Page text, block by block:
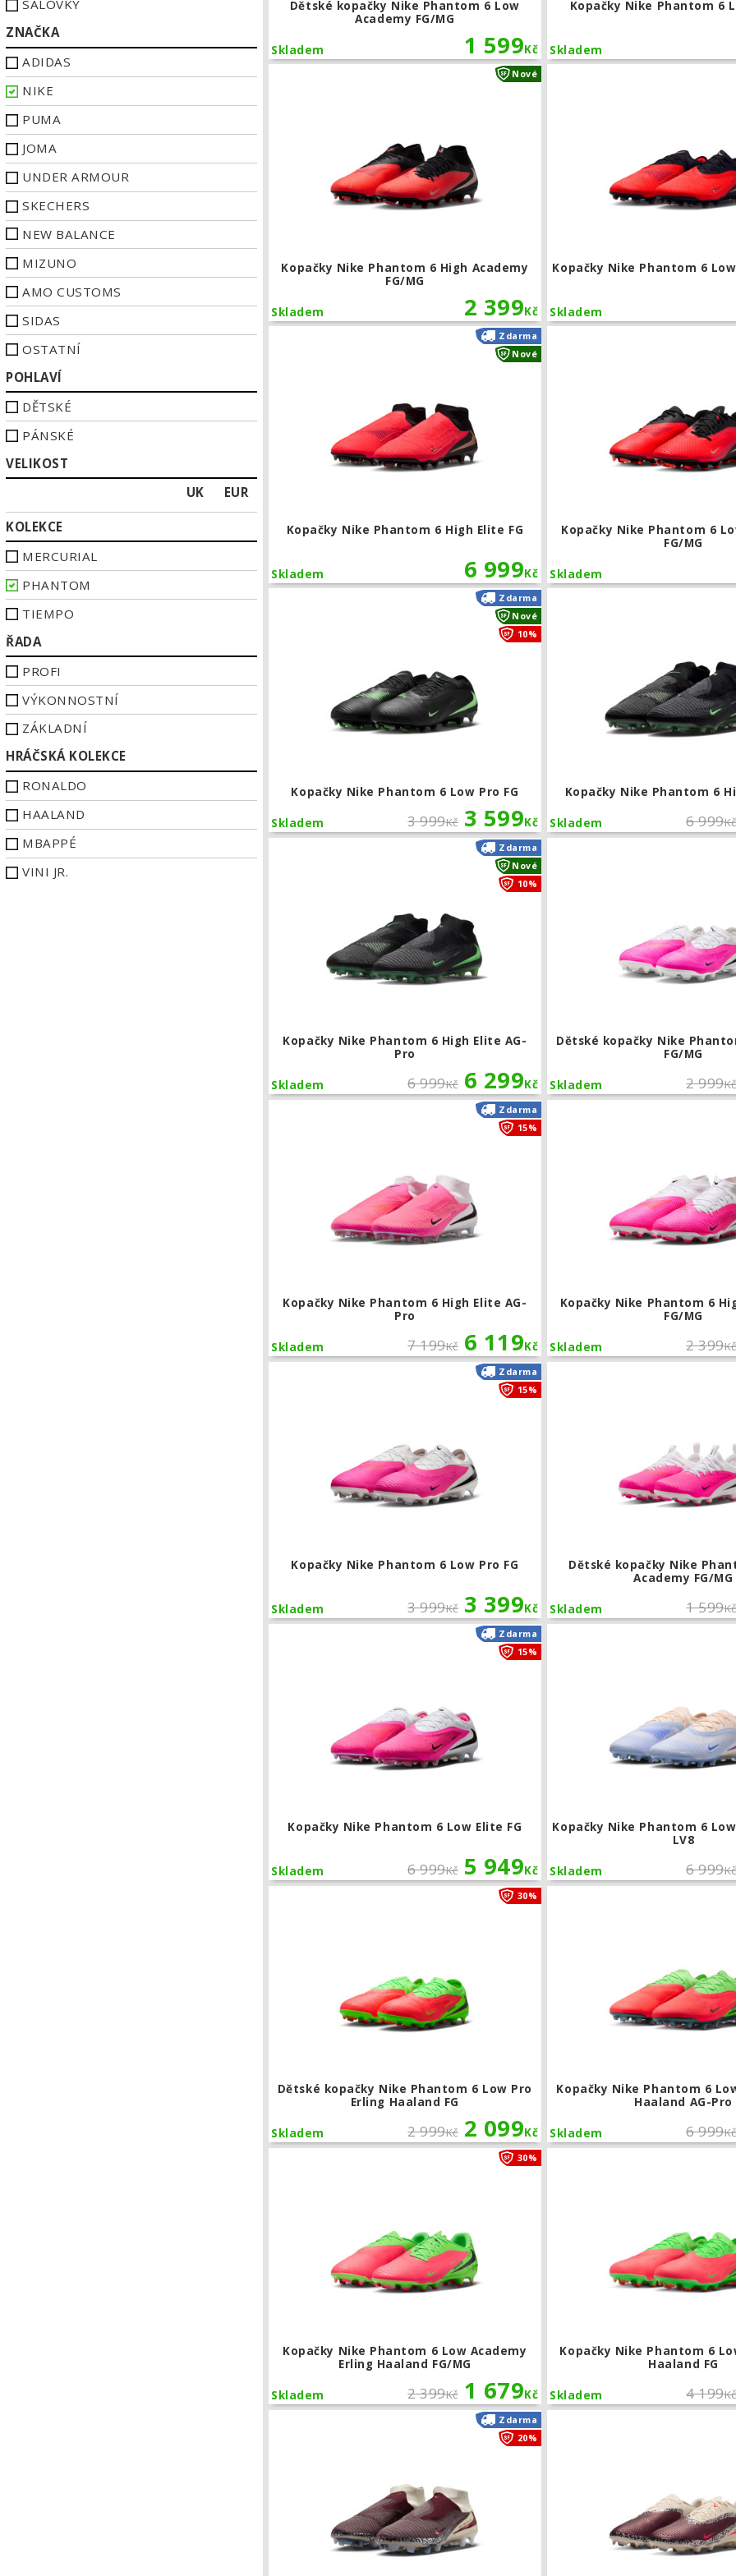
ZNAČKA
ADIDAS
NIKE
PUMA
JOMA
UNDER ARMOUR
SKECHERS
NEW BALANCE
MIZUNO
AMO CUSTOMS
SIDAS
OSTATNÍ
VELIKOST
EUR
UK
POHLAVÍ
DĚTSKÉ
PÁNSKÉ
SÁLOVKY
KOLEKCE
MERCURIAL
PHANTOM
TIEMPO
ŘADA
PROFI
VÝKONNOSTNÍ
ZÁKLADNÍ
HRÁČSKÁ KOLEKCE
RONALDO
HAALAND
MBAPPÉ
VINI JR.
Dětské kopačky Nike Phantom 6 Low
Academy FG/MG
1 599Kč
Skladem
Kopačky Nike Phantom 6
Skladem
Kopačky Nike Phantom 6 High Academy
FG/MG
2 399Kč
Skladem
Nové Kopačky Nike Phantom 6 High
Kopačky Nike Phantom 6
Skladem
Kopačky Nike Phantom 6 High Elite FG
6 999Kč
Skladem
Zdarma
Nové
Kopačky Nike Phantom 6
FG/MG
Skladem
Kopačky Nike Phantom 6 Low Pro FG
3 999Kč 3 599Kč
Skladem
Zdarma
Nové
10%
Kopačky Nike Phantom 6
6 999Kč
Skladem
Kopačky Nike Phantom 6 High Elite AG-
Pro
6 999Kč 6 299Kč
Skladem
Zdarma
Nové
10%
Kopačky Nike Phantom 6 High Elite
Dětské kopačky Nike
FG/MG
2 999Kč
Skladem
Kopačky Nike Phantom 6 High Elite AG-
Pro
7 199Kč 6 119Kč
Skladem
Zdarma
15%
Kopačky Nike Phantom 6
FG/MG
2 399Kč
Skladem
Kopačky Nike Phantom 6 Low Pro FG
3 999Kč 3 399Kč
Skladem
Zdarma
15%
Dětské kopačky Nike
Academy FG/MG
1 599Kč
Skladem
Kopačky Nike Phantom 6 Low Elite FG
6 999Kč 5 949Kč
Skladem
Zdarma
15%
Kopačky Nike Phantom 6
LV8
6 999Kč
Skladem
Dětské kopačky Nike Phantom 6 Low Pro
Erling Haaland FG
2 999Kč 2 099Kč
Skladem
30% Dětské kopačky Nike Phantom 6 Low
Kopačky Nike Phantom 6
Haaland AG-Pro
6 999Kč
Skladem
Kopačky Nike Phantom 6 Low Academy
Erling Haaland FG/MG
2 399Kč 1 679Kč
Skladem
30% Kopačky Nike Phantom 6 Low
Kopačky Nike Phantom 6
Haaland FG
4 199Kč
Skladem
Zdarma
20%